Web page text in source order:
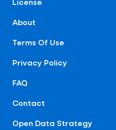
About
Terms Of Use
Privacy Policy
FAQ
Contact
Open Data Strategy